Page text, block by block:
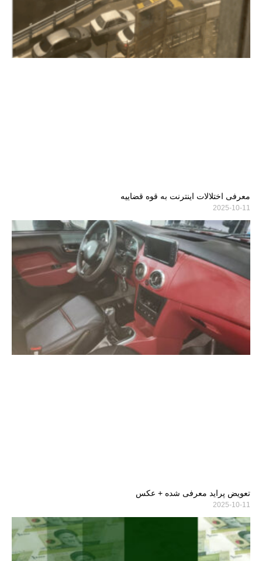
معرفی اختلالات اینترنت به قوه قضاییه
2025-10-11
تعویض پراید معرفی شده + عکس
2025-10-11